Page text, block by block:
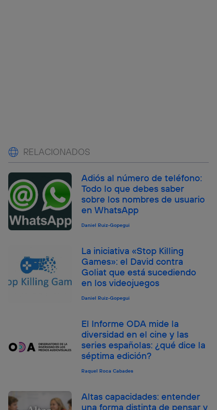
RELACIONADOS
Adiós al número de teléfono:
Todo lo que debes saber
sobre los nombres de usuario
en WhatsApp
Daniel Ruiz-Gopegui
La iniciativa «Stop Killing
Games»: el David contra
Goliat que está sucediendo
en los videojuegos
Daniel Ruiz-Gopegui
El Informe ODA mide la
diversidad en el cine y las
series españolas: ¿qué dice la
séptima edición?
Raquel Roca Cabades
Altas capacidades: entender
una forma distinta de pensar y